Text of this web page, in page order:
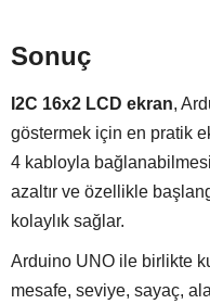
Sonuç
I2C 16x2 LCD ekran,
göstermek için en pratik
4 kabloyla
azaltır ve özellikle
kolaylık sağlar.
Arduino UNO ile birlikte
mesafe, seviye, sayaç,